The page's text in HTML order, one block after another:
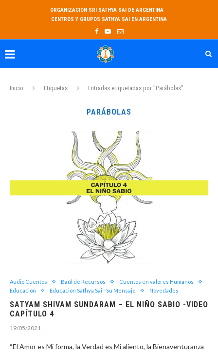
ORGANIZACIÓN SRI SATHYA SAI DE ARGENTINA
CENTROS Y GRUPOS SATHYA SAI EN ARGENTINA
Inicio Etiquetas Entradas etiquetadas por "Parábolas"
PARÁBOLAS
Audio Cuentos Baúl de Recursos
Cuentos en valores Humanos
Educación
Educación Sathya Sai - Su Mensaje Novedades
SATYAM SHIVAM SUNDARAM – EL NIÑO SABIO -VIDEO
CAPÍTULO 4
19/05/2021
“El Amor es Mi forma, la Verdad es Mi aliento, la Bienaventuranza